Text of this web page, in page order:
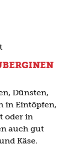
Dünsten,
in Eintöpfen,
oder in
auch gut
Käse.